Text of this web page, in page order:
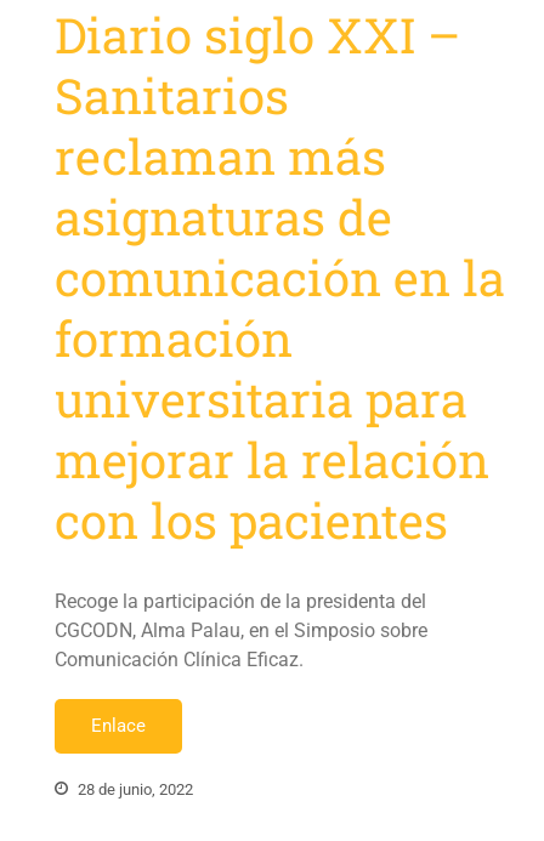
Diario siglo XXI –
Sanitarios
reclaman más
asignaturas de
comunicación en la
formación
universitaria para
mejorar la relación
con los pacientes
Recoge la participación de la presidenta del
CGCODN, Alma Palau, en el Simposio sobre
Comunicación Clínica Eficaz.
Enlace
28 de junio, 2022